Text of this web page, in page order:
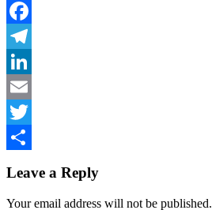
Facebook
Telegram
LinkedIn
Email
Twitter
Leave a Reply
Your email address will not be published.